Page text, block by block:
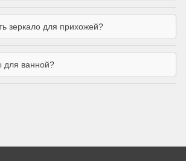
зеркало для прихожей?
для ванной?